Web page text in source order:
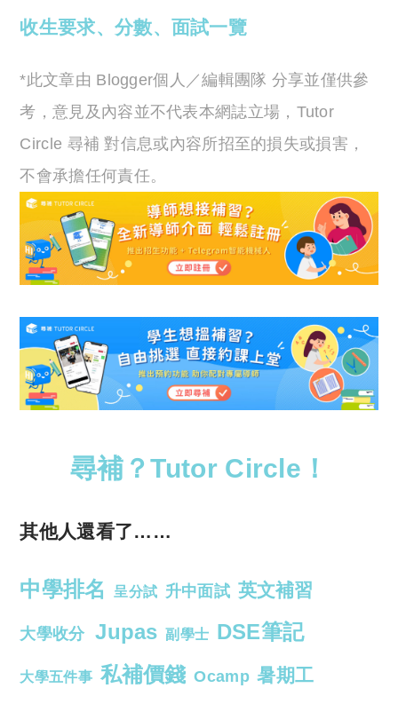
收生要求、分數、面試一覽
*此文章由 Blogger個人／編輯團隊 分享並僅供參
考，意見及內容並不代表本網誌立場，Tutor
Circle 尋補 對信息或內容所招至的損失或損害，
不會承擔任何責任。
尋補？Tutor Circle！
其他人還看了……
中學排名 呈分試 升中面試 英文補習
大學收分 Jupas 副學士 DSE筆記
大學五件事 私補價錢 Ocamp 暑期工